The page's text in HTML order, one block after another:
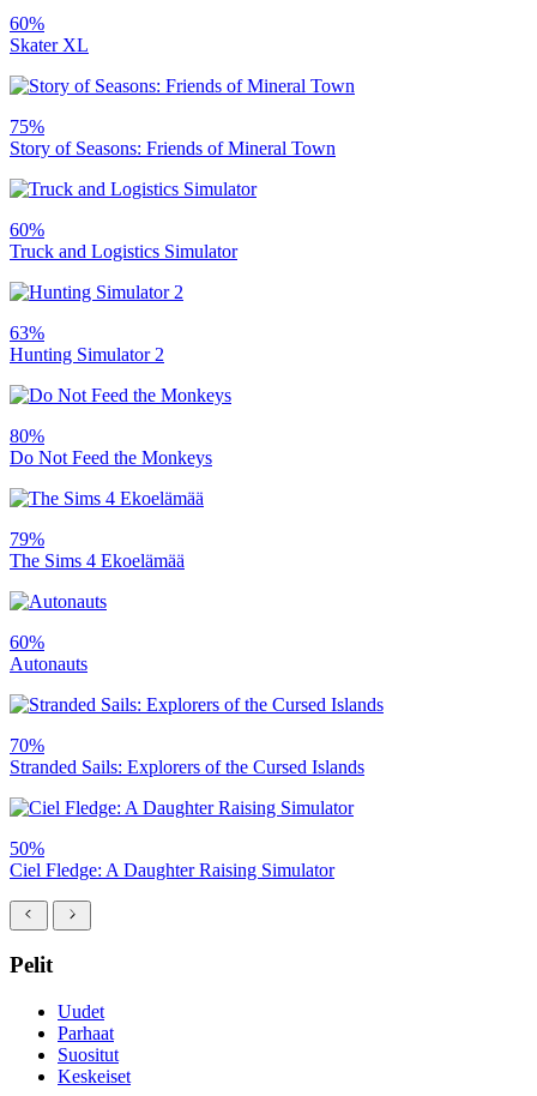
60%
Skater XL
75%
Story of Seasons: Friends of Mineral Town
60%
Truck and Logistics Simulator
63%
Hunting Simulator 2
80%
Do Not Feed the Monkeys
79%
The Sims 4 Ekoelämää
60%
Autonauts
70%
Stranded Sails: Explorers of the Cursed Islands
50%
Ciel Fledge: A Daughter Raising Simulator
Pelit
Uudet
Parhaat
Suositut
Keskeiset